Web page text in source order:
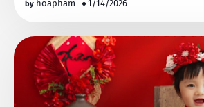
hoapham 1/14/2026